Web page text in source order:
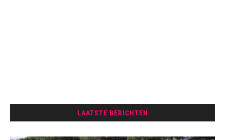
LAATSTE BERICHTEN